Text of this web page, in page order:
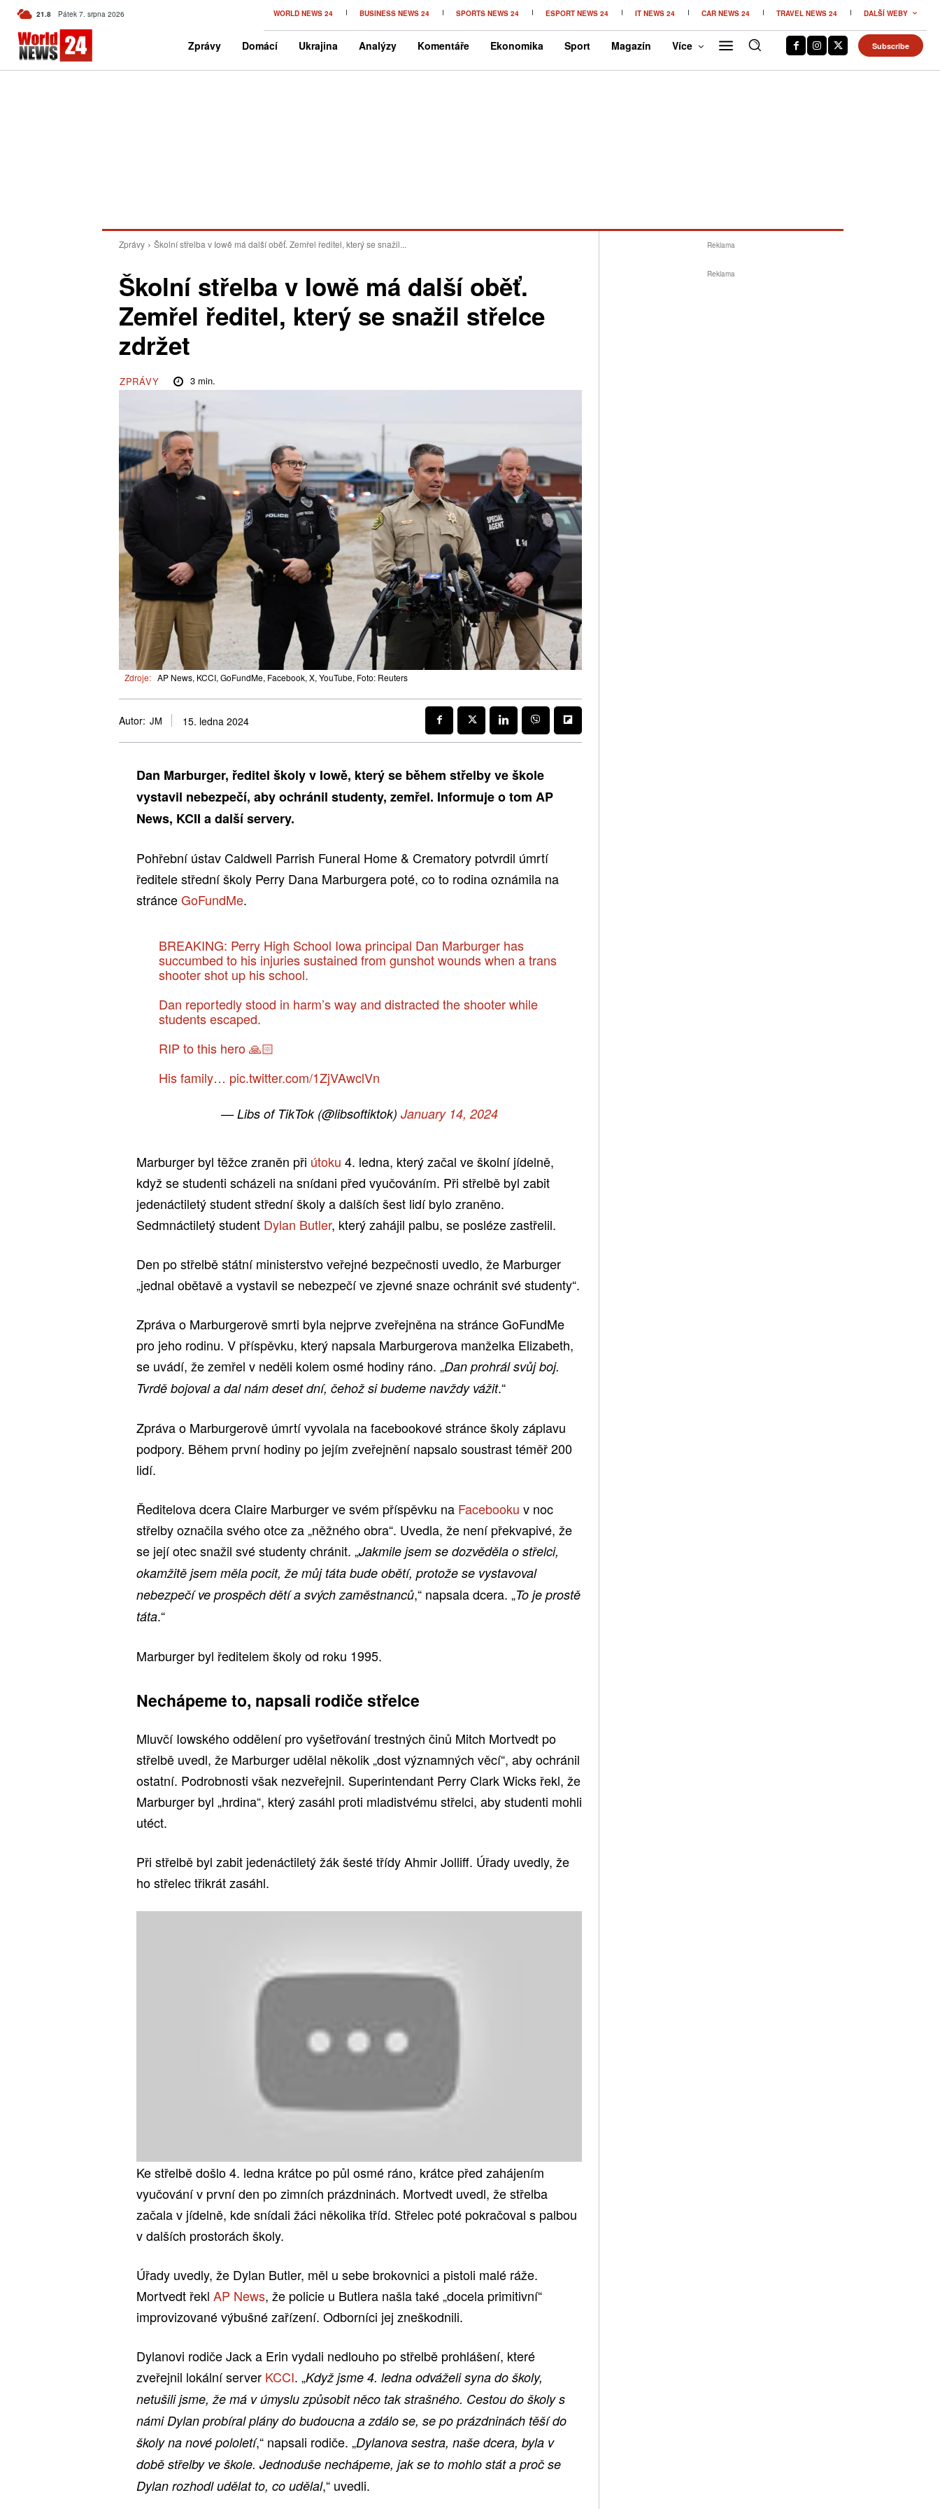
21.8 C Czech
Pátek 7. srpna 2026 WORLD NEWS 24 BUSINESS NEWS 24 SPORTS NEWS 24 ESPORT NEWS 24 IT NEWS 24 CAR NEWS 24 TRAVEL NEWS 24 DALŠÍ WEBY
Zprávy Domácí Ukrajina Analýzy Komentáře Ekonomika Sport Magazín Více Subscribe
Zprávy Školní střelba v Iowě má další oběť. Zemřel ředitel, který se snažil...
Školní střelba v Iowě má další oběť.
Zemřel ředitel, který se snažil střelce
zdržet
ZPRÁVY 3 min.
Zdroje: AP News, KCCI, GoFundMe, Facebook, X, YouTube, Foto: Reuters
Autor: JM 15. ledna 2024
Dan Marburger, ředitel školy v Iowě, který se během střelby ve škole
vystavil nebezpečí, aby ochránil studenty, zemřel. Informuje o tom AP
News, KCII a další servery.
Pohřební ústav Caldwell Parrish Funeral Home & Crematory potvrdil úmrtí
ředitele střední školy Perry Dana Marburgera poté, co to rodina oznámila na
stránceGoFundMe.
BREAKING: Perry High School Iowa principal Dan Marburger has
succumbed to his injuries sustained from gunshot wounds when a trans
shooter shot up his school.
Dan reportedly stood in harm’s way and distracted the shooter while
students escaped.
RIP to this hero 🙏🏻
His family… pic.twitter.com/1ZjVAwclVn
— Libs of TikTok (@libsoftiktok) January 14, 2024
Marburger byl těžce zraněn při útoku 4. ledna, který začal ve školní jídelně,
když se studenti scházeli na snídani před vyučováním. Při střelbě byl zabit
jedenáctiletý student střední školy a dalších šest lidí bylo zraněno.
Sedmnáctiletý student Dylan Butler, který zahájil palbu, se posléze zastřelil.
Den po střelbě státní ministerstvo veřejné bezpečnosti uvedlo, že Marburger
„jednal obětavě a vystavil se nebezpečí ve zjevné snaze ochránit své studenty“.
Zpráva o Marburgerově smrti byla nejprve zveřejněna na stránce GoFundMe
pro jeho rodinu. V příspěvku, který napsala Marburgerova manželka Elizabeth,
se uvádí, že zemřel v neděli kolem osmé hodiny ráno. „Dan prohrál svůj boj.
Tvrdě bojoval a dal nám deset dní, čehož si budeme navždy vážit.“
Zpráva o Marburgerově úmrtí vyvolala na facebookové stránce školy záplavu
podpory. Během první hodiny po jejím zveřejnění napsalo soustrast téměř 200
lidí.
Ředitelova dcera Claire Marburger ve svém příspěvku na Facebooku v noc
střelby označila svého otce za „něžného obra“. Uvedla, že není překvapivé, že
se její otec snažil své studenty chránit. „Jakmile jsem se dozvěděla o střelci,
okamžitě jsem měla pocit, že můj táta bude obětí, protože se vystavoval
nebezpečí ve prospěch dětí a svých zaměstnanců,“ napsala dcera. „To je prostě
táta.“
Marburger byl ředitelem školy od roku 1995.
Nechápeme to, napsali rodiče střelce
Mluvčí Iowského oddělení pro vyšetřování trestných činů Mitch Mortvedt po
střelbě uvedl, že Marburger udělal několik „dost významných věcí“, aby ochránil
ostatní. Podrobnosti však nezveřejnil. Superintendant Perry Clark Wicks řekl, že
Marburger byl „hrdina“, který zasáhl proti mladistvému střelci, aby studenti mohli
utéct.
Při střelbě byl zabit jedenáctiletý žák šesté třídy Ahmir Jolliff. Úřady uvedly, že
ho střelec třikrát zasáhl.
Ke střelbě došlo 4. ledna krátce po půl osmé ráno, krátce před zahájením
vyučování v první den po zimních prázdninách. Mortvedt uvedl, že střelba
začala v jídelně, kde snídali žáci několika tříd. Střelec poté pokračoval s palbou
v dalších prostorách školy.
Úřady uvedly, že Dylan Butler, měl u sebe brokovnici a pistoli malé ráže.
Mortvedt řekl AP News, že policie u Butlera našla také „docela primitivní“
improvizované výbušné zařízení. Odborníci jej zneškodnili.
Dylanovi rodiče Jack a Erin vydali nedlouho po střelbě prohlášení, které
zveřejnil lokální server KCCI. „Když jsme 4. ledna odváželi syna do školy,
netušili jsme, že má v úmyslu způsobit něco tak strašného. Cestou do školy s
námi Dylan probíral plány do budoucna a zdálo se, se po prázdninách těší do
školy na nové pololetí,“ napsali rodiče. „Dylanova sestra, naše dcera, byla v
době střelby ve škole. Jednoduše nechápeme, jak se to mohlo stát a proč se
Dylan rozhodl udělat to, co udělal,“ uvedli.
Reklama
Reklama